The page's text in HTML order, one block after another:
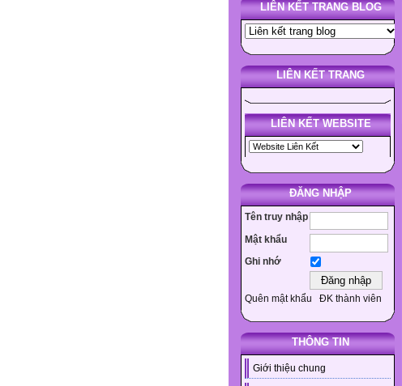
LIÊN KẾT TRANG BLOG
LIÊN KẾT TRANG
LIÊN KẾT WEBSITE
ĐĂNG NHẬP
Tên truy nhập
Mật khẩu
Ghi nhớ
Quên mật khẩu ĐK thành viên
THÔNG TIN
Giới thiệu chung